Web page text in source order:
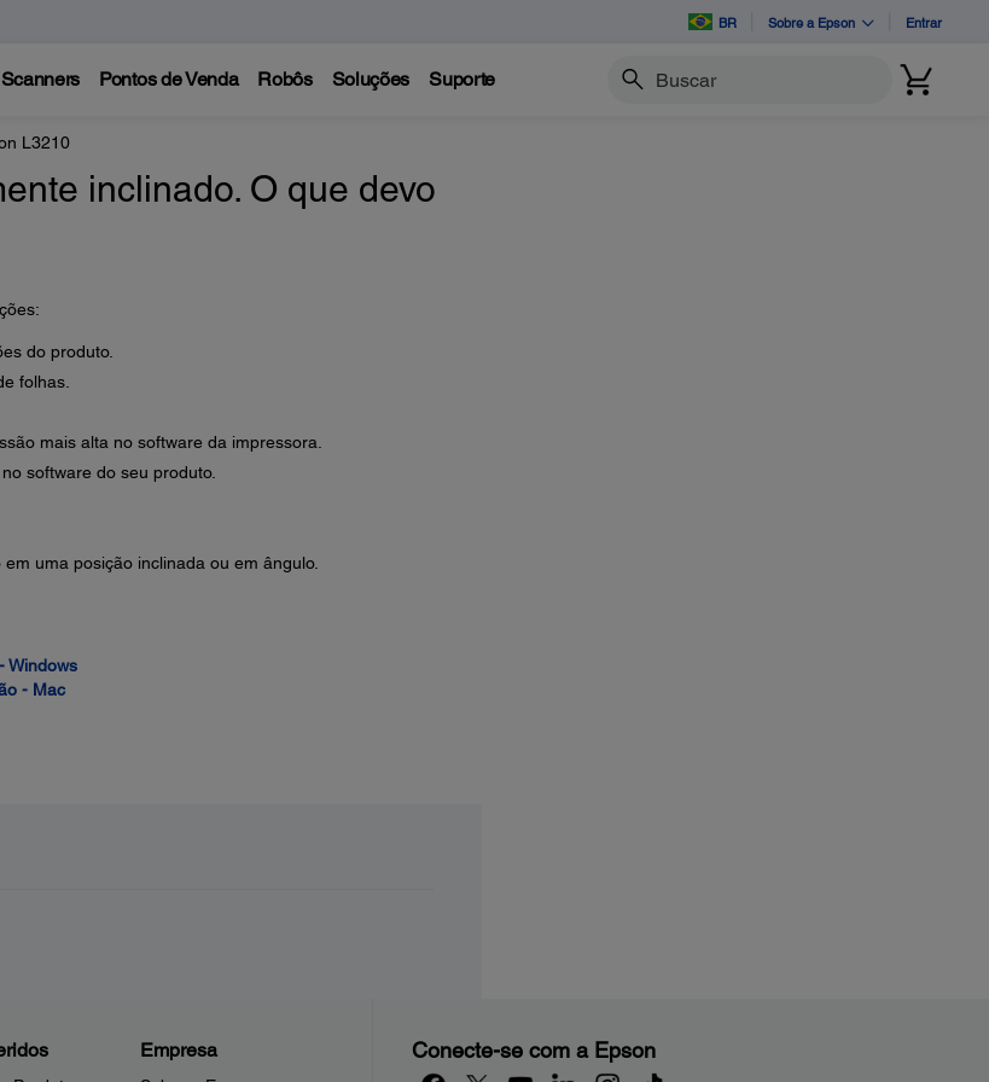
BR Sobre a Epson Entrar
Scanners Pontos de Venda Robôs Soluções Suporte Buscar
L3210
inclinado. O que devo
do produto.
folhas.
mais alta no software da impressora.
software do seu produto.
uma posição inclinada ou em ângulo.
Windows
- Mac
Empresa Conecte-se com a Epson